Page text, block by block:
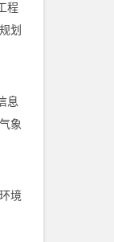
程
划
息
象
境